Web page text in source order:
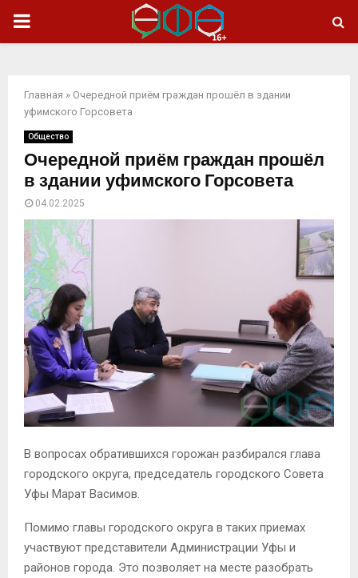
ОСНОВНОЕ
Главная » Очередной приём граждан прошёл в здании
уфимского Горсовета
Общество
Очередной приём граждан прошёл
в здании уфимского Горсовета
04.02.2025
В вопросах обратившихся горожан разбирался глава
городского округа, председатель городского Совета
Уфы Марат Васимов.
Помимо главы городского округа в таких приемах
участвуют представители Администрации Уфы и
районов города. Это позволяет на месте разобрать